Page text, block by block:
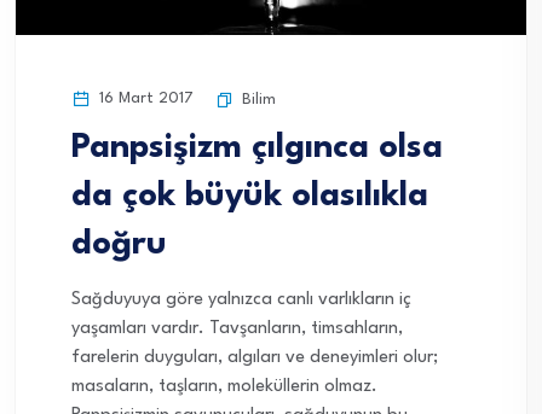
16 Mart 2017 Bilim
Panpsişizm çılgınca olsa
da çok büyük olasılıkla
doğru
Sağduyuya göre yalnızca canlı varlıkların iç
yaşamları vardır. Tavşanların, timsahların,
farelerin duyguları, algıları ve deneyimleri olur;
masaların, taşların, moleküllerin olmaz.